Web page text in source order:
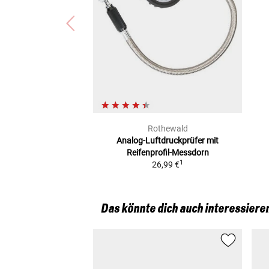
Rothewald
Analog-Luftdruckprüfer mit
Reifenprofil-Messdorn
26,99 €1
Das könnte dich auch